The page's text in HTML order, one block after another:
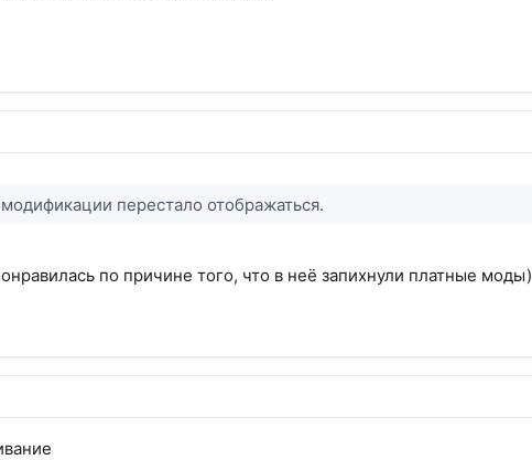
перестало отображаться.
по причине того, что в неё запихнули платные моды)